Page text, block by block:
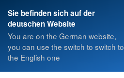
Sie befinden sich auf der
deutschen Website
You are on the German website,
you can use the switch to switch to
the English one